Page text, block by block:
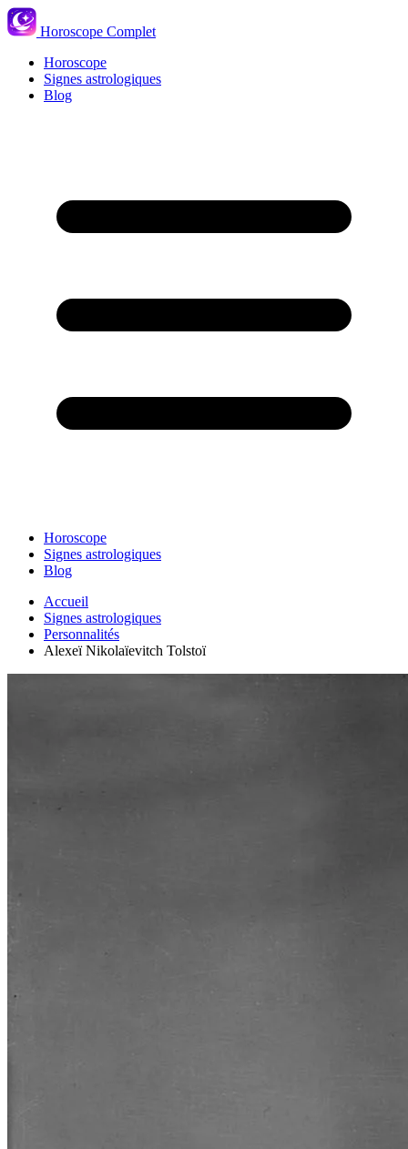
Horoscope Complet
Horoscope
Signes astrologiques
Blog
Horoscope
Signes astrologiques
Blog
Accueil
Signes astrologiques
Personnalités
Alexeï Nikolaïevitch Tolstoï